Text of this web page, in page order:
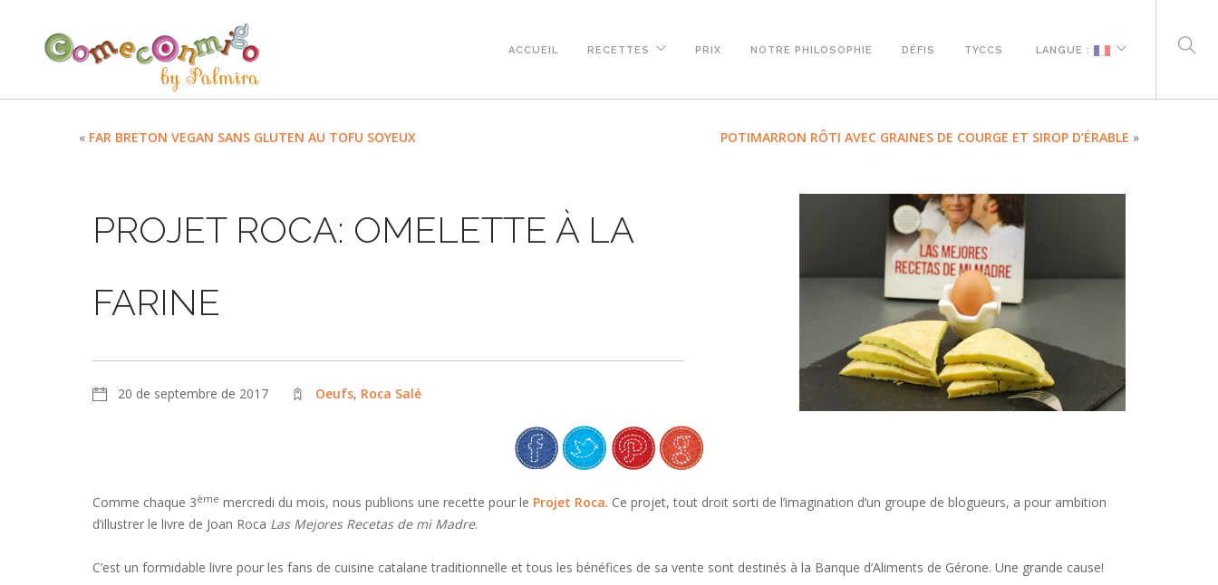
ACCUEIL RECETTES PRIX NOTRE PHILOSOPHIE DÉFIS TYCCS LANGUE :
« FAR BRETON VEGAN SANS GLUTEN AU TOFU SOYEUX POTIMARRON RÔTI AVEC GRAINES DE COURGE ET SIROP D’ÉRABLE »
PROJET ROCA: OMELETTE À LA
FARINE
20 de septembre de 2017 Oeufs, Roca Salé
Comme chaque 3ème mercredi du mois, nous publions une recette pour le Projet Roca. Ce projet, tout droit sorti de l’imagination d’un groupe de blogueurs, a pour ambition
d’illustrer le livre de Joan Roca Las Mejores Recetas de mi Madre.
C’est un formidable livre pour les fans de cuisine catalane traditionnelle et tous les bénéfices de sa vente sont destinés à la Banque d’Aliments de Gérone. Une grande cause!